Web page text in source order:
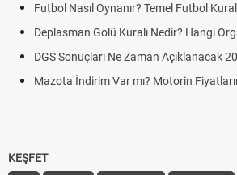
Futbol Nasıl Oynanır? Temel Futbol
Deplasman Golü Kuralı Nedir? Hangi
DGS Sonuçları Ne Zaman Açıklanacak
Mazota İndirim Var mı? Motorin
KEŞFET